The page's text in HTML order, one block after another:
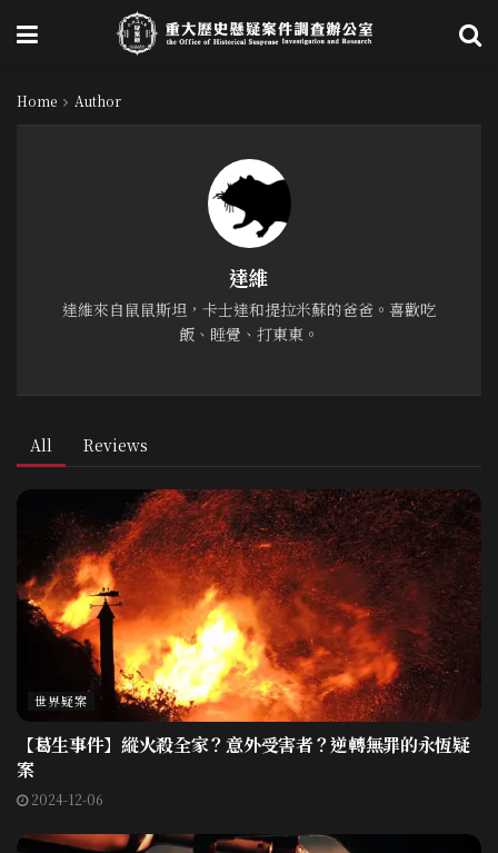
Home Author
達維
達維來自鼠鼠斯坦，卡士達和提拉米蘇的爸爸。喜歡吃
飯、睡覺、打東東。
All Reviews
世界疑案
【葛生事件】縱火殺全家？意外受害者？逆轉無罪的永恆疑
案
2024-12-06